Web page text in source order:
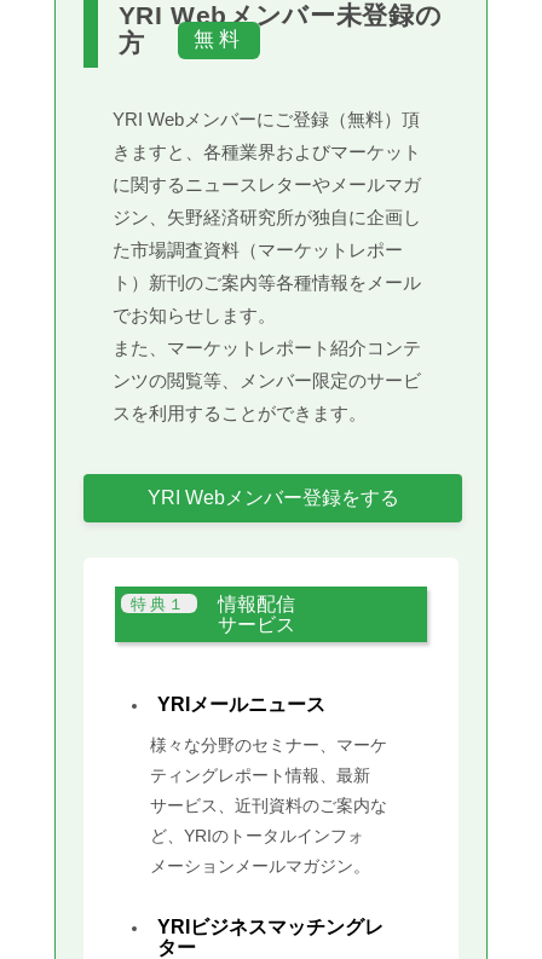
YRI Webメンバー未登録の
方
YRI Webメンバーにご登録（無料）頂
きますと、各種業界およびマーケット
に関するニュースレターやメールマガ
ジン、矢野経済研究所が独自に企画し
た市場調査資料（マーケットレポー
ト）新刊のご案内等各種情報をメール
でお知らせします。
また、マーケットレポート紹介コンテ
ンツの閲覧等、メンバー限定のサービ
スを利用することができます。
YRI Webメンバー登録をする
情報配信
サービス
YRIメールニュース
様々な分野のセミナー、マーケ
ティングレポート情報、最新
サービス、近刊資料のご案内な
ど、YRIのトータルインフォ
メーションメールマガジン。
YRIビジネスマッチングレ
ター